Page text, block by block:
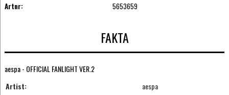
Artnr:
5653659
FAKTA
aespa - OFFICIAL FANLIGHT VER.2
Artist:
aespa